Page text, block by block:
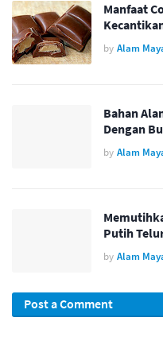
Manfaat
by Alam
Bahan
Dengan
by Alam
Putih
by Alam
Post a Comment